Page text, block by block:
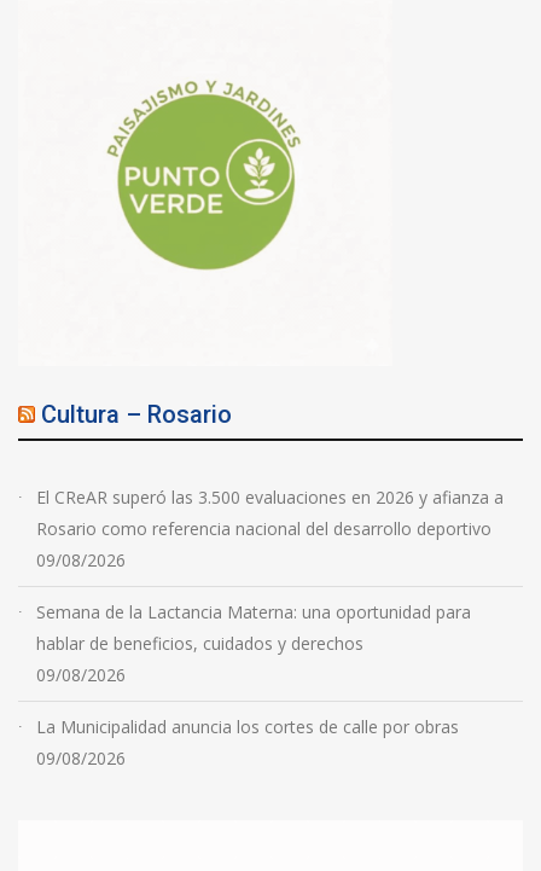
Cultura – Rosario
El CReAR superó las 3.500 evaluaciones en 2026 y afianza a
Rosario como referencia nacional del desarrollo deportivo
09/08/2026
Semana de la Lactancia Materna: una oportunidad para
hablar de beneficios, cuidados y derechos
09/08/2026
La Municipalidad anuncia los cortes de calle por obras
09/08/2026